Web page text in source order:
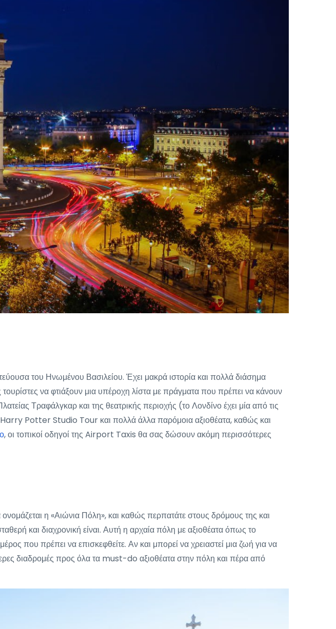
του Ηνωμένου Βασιλείου. Έχει μακρά ιστορία και πολλά διάσημα
να φτιάξουν μια υπέροχη λίστα με πράγματα που πρέπει να κάνουν
Τραφάλγκαρ και της θεατρικής περιοχής (το Λονδίνο έχει μία από τις
Harry Potter Studio Tour και πολλά άλλα παρόμοια αξιοθέατα, καθώς και
, οι τοπικοί οδηγοί της Airport Taxis θα σας δώσουν ακόμη περισσότερες
η «Αιώνια Πόλη», και καθώς περπατάτε στους δρόμους της και
και διαχρονική είναι. Αυτή η αρχαία πόλη με αξιοθέατα όπως το
που πρέπει να επισκεφθείτε. Αν και μπορεί να χρειαστεί μια ζωή για να
διαδρομές προς όλα τα must-do αξιοθέατα στην πόλη και πέρα από